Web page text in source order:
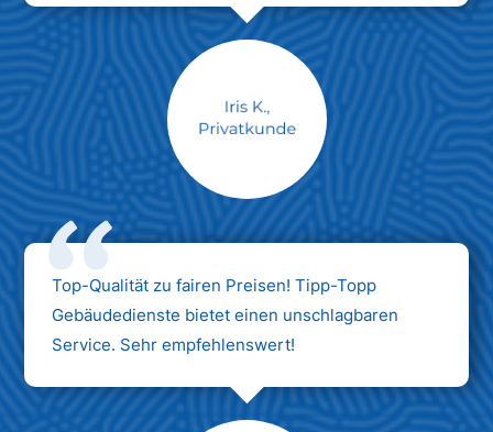
Max Mustermann
Unternehmen AG
Top-Qualität zu fairen Preisen! Tipp-Topp
Gebäudedienste bietet einen unschlagbaren
Service. Sehr empfehlenswert!